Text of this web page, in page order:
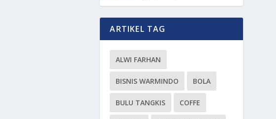
ARTIKEL TAG
ALWI FARHAN
BISNIS WARMINDO BOLA
BULU TANGKIS COFFE